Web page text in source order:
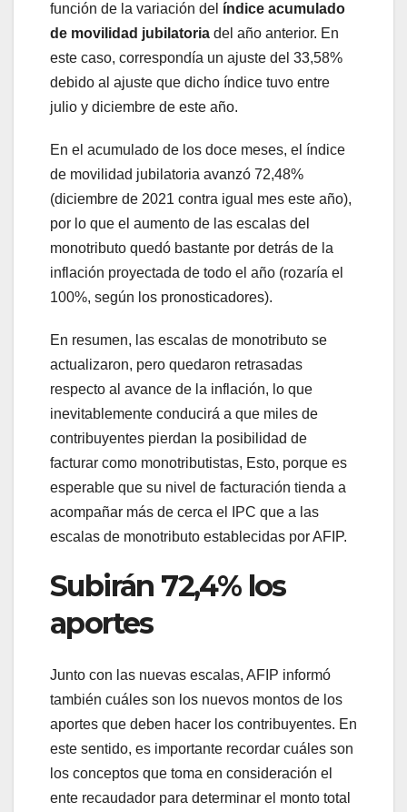
función de la variación del índice acumulado
de movilidad jubilatoria del año anterior. En
este caso, correspondía un ajuste del 33,58%
debido al ajuste que dicho índice tuvo entre
julio y diciembre de este año.
En el acumulado de los doce meses, el índice
de movilidad jubilatoria avanzó 72,48%
(diciembre de 2021 contra igual mes este año),
por lo que el aumento de las escalas del
monotributo quedó bastante por detrás de la
inflación proyectada de todo el año (rozaría el
100%, según los pronosticadores).
En resumen, las escalas de monotributo se
actualizaron, pero quedaron retrasadas
respecto al avance de la inflación, lo que
inevitablemente conducirá a que miles de
contribuyentes pierdan la posibilidad de
facturar como monotributistas, Esto, porque es
esperable que su nivel de facturación tienda a
acompañar más de cerca el IPC que a las
escalas de monotributo establecidas por AFIP.
Subirán 72,4% los
aportes
Junto con las nuevas escalas, AFIP informó
también cuáles son los nuevos montos de los
aportes que deben hacer los contribuyentes. En
este sentido, es importante recordar cuáles son
los conceptos que toma en consideración el
ente recaudador para determinar el monto total